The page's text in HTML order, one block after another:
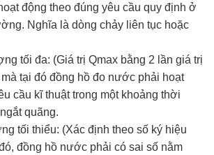
động theo đúng yêu cầu quy định ở
Nghĩa là dòng chảy liên tục hoặc
tối đa: (Giá trị Qmax bằng 2 lần giá trị
tại đó đồng hồ đo nước phải hoạt
cầu kĩ thuật trong một khoảng thời
quãng.
tối thiểu: (Xác định theo số ký hiệu
đồng hồ nước phải có sai số nằm